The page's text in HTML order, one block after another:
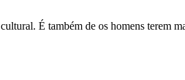
É também de os homens terem